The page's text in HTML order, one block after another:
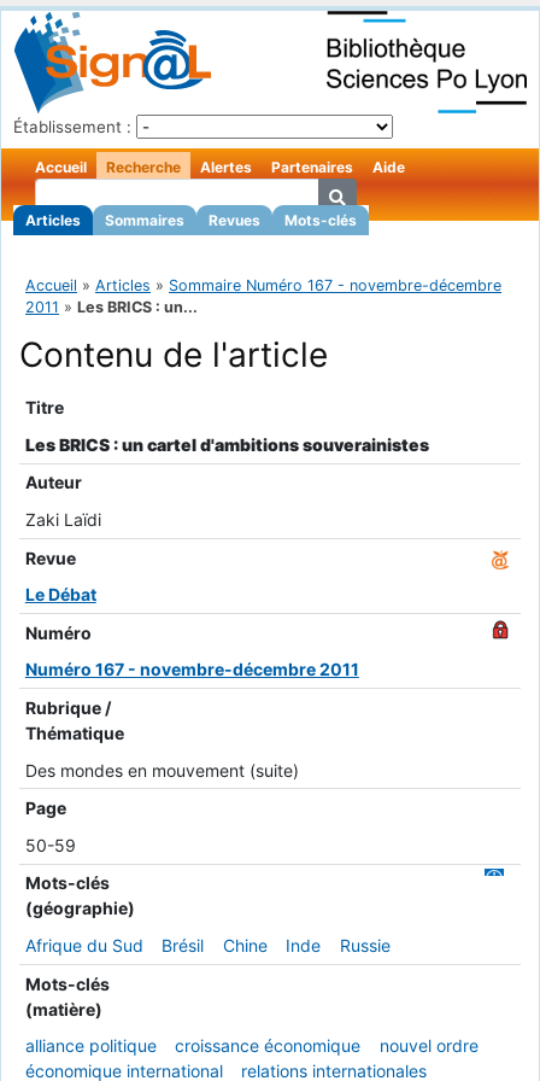
Établissement :
Accueil Recherche
Articles Sommaires Revues Mots-clés
Alertes Partenaires Aide
Accueil » Articles » Sommaire Numéro 167 - novembre-décembre
2011 » Les BRICS : un...
Contenu de l'article
Titre
Les BRICS : un cartel d'ambitions souverainistes
Auteur
Zaki Laïdi
Revue
Le Débat
Numéro
Numéro 167 - novembre-décembre 2011
Rubrique /
Thématique
Des mondes en mouvement (suite)
Page
50-59
Mots-clés
(géographie)
Afrique du Sud
Brésil Chine Inde
Russie
Mots-clés
(matière)
alliance politique
croissance économique
nouvel ordre
économique international
relations internationales